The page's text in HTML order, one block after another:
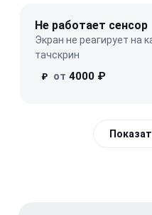
Не работает сенсор
Экран не реагирует на
тачскрин
₽ от 4000 ₽